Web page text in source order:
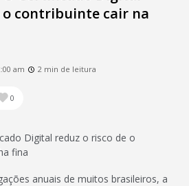
o contribuinte cair na
am
2 min de leitura
0
Digital reduz o risco de o
fina
anuais de muitos brasileiros, a